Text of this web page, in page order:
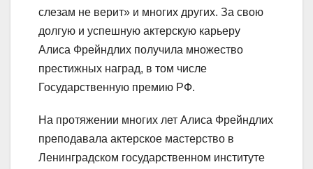
слезам не верит» и многих других. За свою
долгую и успешную актерскую карьеру
Алиса Фрейндлих получила множество
престижных наград, в том числе
Государственную премию РФ.
На протяжении многих лет Алиса Фрейндлих
преподавала актерское мастерство в
Ленинградском государственном институте